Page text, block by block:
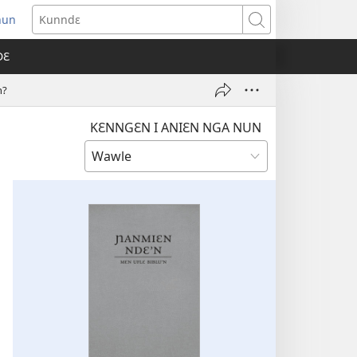
Kunndɛ
KƐNNGƐN I ANIƐN NGA NUN